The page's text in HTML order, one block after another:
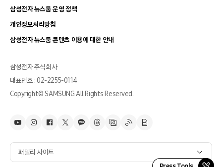
삼성전자 뉴스룸 운영 정책
개인정보처리방침
삼성전자 뉴스룸 콘텐츠 이용에 대한 안내
삼성전자 주식회사
대표번호 : 02-2255-0114
Copyright© SAMSUNG All Rights Reserved.
패밀리 사이트